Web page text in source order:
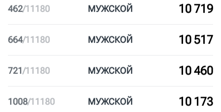
266/11180 МУЖСКОЙ 10 915
390/11180 МУЖСКОЙ 10 791
462/11180 МУЖСКОЙ 10 719
664/11180 МУЖСКОЙ 10 517